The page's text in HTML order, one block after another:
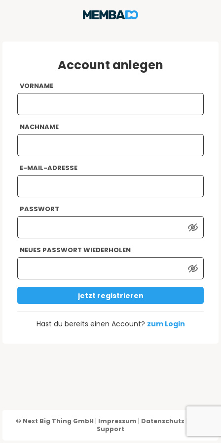
Account anlegen
VORNAME
NACHNAME
E-MAIL-ADRESSE
PASSWORT
NEUES PASSWORT WIEDERHOLEN
jetzt registrieren
Hast du bereits einen Account? zum Login
© Next Big Thing GmbH | Impressum | Datenschutz
Support